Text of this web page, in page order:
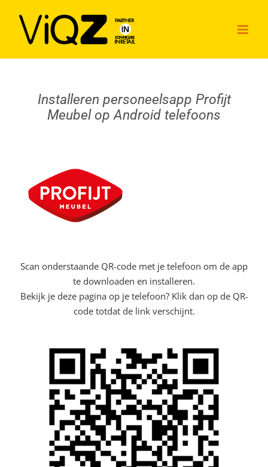
inhoud
Installeren personeelsapp Profijt
Meubel op Android telefoons
Scan onderstaande QR-code met je telefoon om de app
te downloaden en installeren.
Bekijk je deze pagina op je telefoon? Klik dan op de QR-
code totdat de link verschijnt.